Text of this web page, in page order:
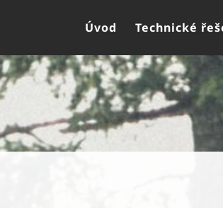
Úvod Technické